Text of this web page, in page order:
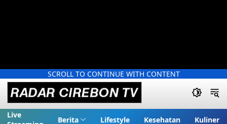
SCROLL TO CONTINUE WITH CONTENT
Live
Berita Lifestyle Kesehatan Kuliner